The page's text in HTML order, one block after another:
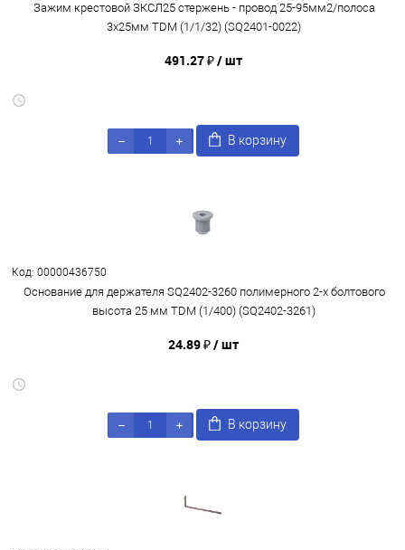
Зажим крестовой ЗКСЛ25 стержень - провод 25-95мм2/полоса
3х25мм TDM (1/1/32) (SQ2401-0022)
491.27 ₽/ шт
В корзину
Код: 00000436750
Основание для держателя SQ2402-3260 полимерного 2-х болтового
высота 25 мм TDM (1/400) (SQ2402-3261)
24.89 ₽/ шт
В корзину